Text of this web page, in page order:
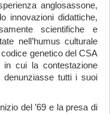
anglosassone,
innovazioni didattiche,
scientifiche e
nell’humus culturale
genetico del CSA
cui la contestazione
tutti i suoi
del ’69 e la presa di